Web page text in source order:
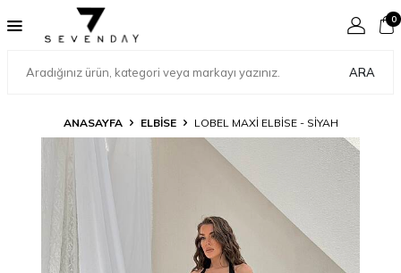
ARA
0
ANASAYFA ELBİSE LOBEL MAXI ELBISE - SIYAH